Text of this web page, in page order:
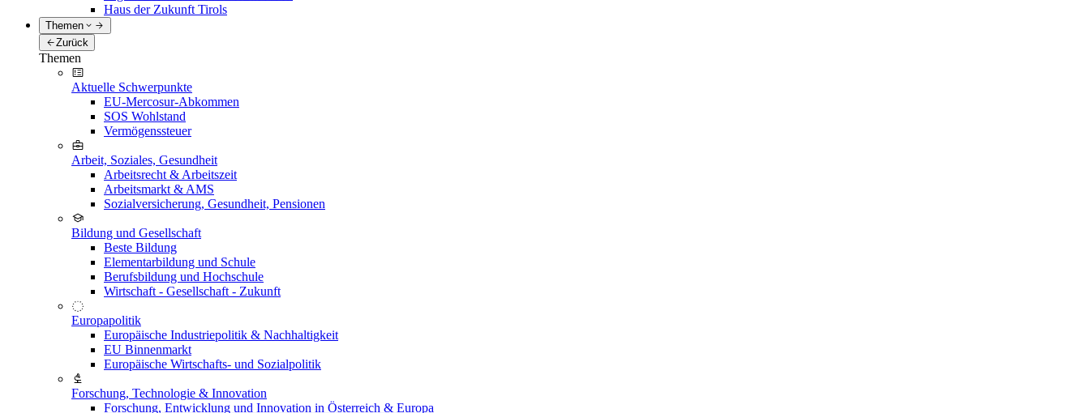
Haus der Zukunft Tirols
Themen
Zurück
Themen
Aktuelle Schwerpunkte
EU-Mercosur-Abkommen
SOS Wohlstand
Vermögenssteuer
Arbeit, Soziales, Gesundheit
Arbeitsrecht & Arbeitszeit
Arbeitsmarkt & AMS
Sozialversicherung, Gesundheit, Pensionen
Bildung und Gesellschaft
Beste Bildung
Elementarbildung und Schule
Berufsbildung und Hochschule
Wirtschaft - Gesellschaft - Zukunft
Europapolitik
Europäische Industriepolitik & Nachhaltigkeit
EU Binnenmarkt
Europäische Wirtschafts- und Sozialpolitik
Forschung, Technologie & Innovation
Forschung, Entwicklung und Innovation in Österreich & Europa